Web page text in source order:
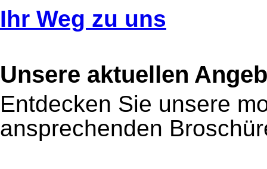
Ihr Weg zu uns
Unsere aktuellen
Entdecken Sie unsere
ansprechenden